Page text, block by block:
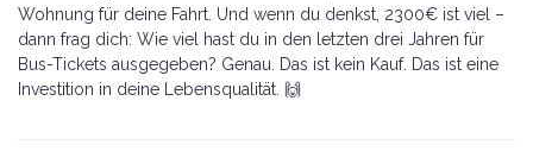
Wohnung für deine Fahrt. Und wenn du denkst, 2300€ ist viel –
dann frag dich: Wie viel hast du in den letzten drei Jahren für
Bus-Tickets ausgegeben? Genau. Das ist kein Kauf. Das ist eine
Investition in deine Lebensqualität. 🙌